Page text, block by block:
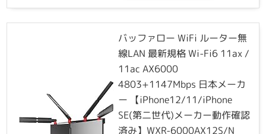
バッファロー WiFi ルーター無
線LAN 最新規格 Wi-Fi6 11ax /
11ac AX6000
4803+1147Mbps 日本メーカ
ー 【iPhone12/11/iPhone
SE(第二世代)メーカー動作確認
済み】WXR-6000AX12S/N